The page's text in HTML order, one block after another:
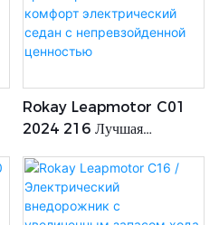
Rokay Leapmotor C01
2024 216 Лучшая
Элегантность:
Ориентированный На
Комфорт Электрический